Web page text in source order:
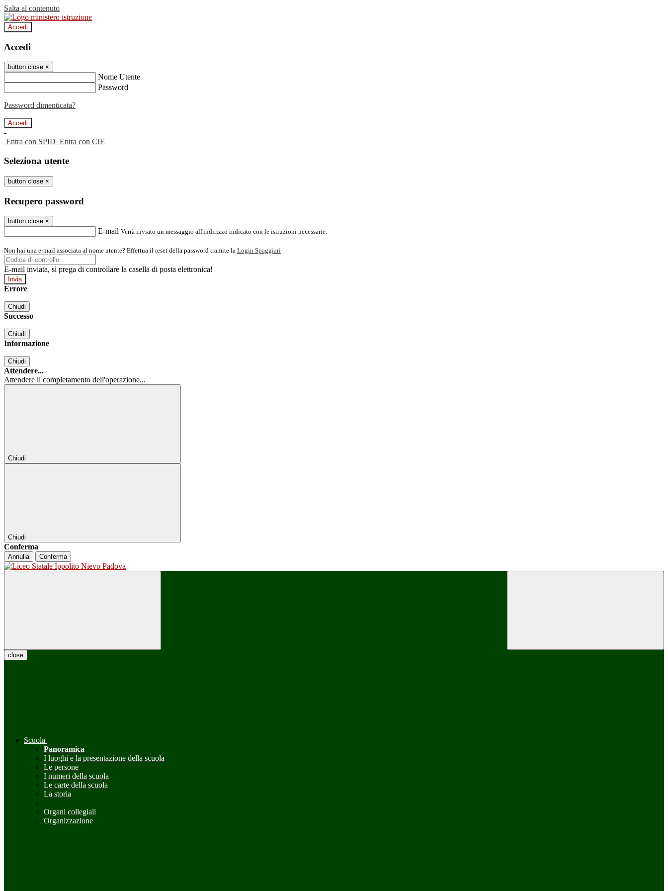
Salta al contenuto
Accedi
Accedi
button close ×
Nome Utente
Password
Password dimenticata?
-
Entra con SPID Entra con CIE
Seleziona utente
button close ×
Recupero password
button close ×
E-mail Verrà inviato un messaggio all'indirizzo indicato con le istruzioni necessarie.
Non hai una e-mail associata al nome utente? Effettua il reset della password tramite la Login Spaggiari
E-mail inviata, si prega di controllare la casella di posta elettronica!
Errore
Chiudi
Successo
Chiudi
Informazione
Chiudi
Attendere...
Attendere il completamento dell'operazione...
Chiudi
Chiudi
Conferma
Annulla Conferma
close
Scuola
Panoramica
I luoghi e la presentazione della scuola
Le persone
I numeri della scuola
Le carte della scuola
La storia
Organi collegiali
Organizzazione